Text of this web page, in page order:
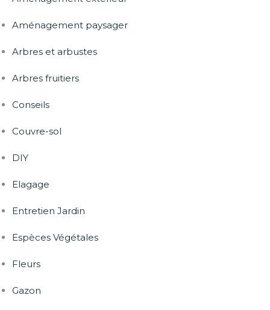
Aménagement paysager
Arbres et arbustes
Arbres fruitiers
Conseils
Couvre-sol
DIY
Elagage
Entretien Jardin
Espèces Végétales
Fleurs
Gazon